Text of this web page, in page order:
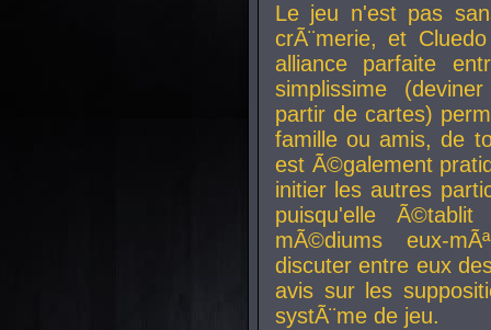
Le jeu n'est pas
crÃ¨merie, et
alliance parfaite
simplissime
partir de cartes)
famille ou amis, de
est Ã©galement
initier les autres
puisqu'elle
mÃ©diums eux-
discuter entre eux
avis sur les
systÃ¨me de jeu.